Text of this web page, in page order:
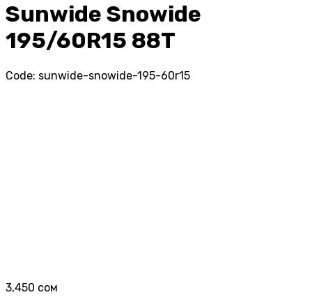
Sunwide Snowide
195/60R15 88T
Code: sunwide-snowide-195-60r15
3,450 сом